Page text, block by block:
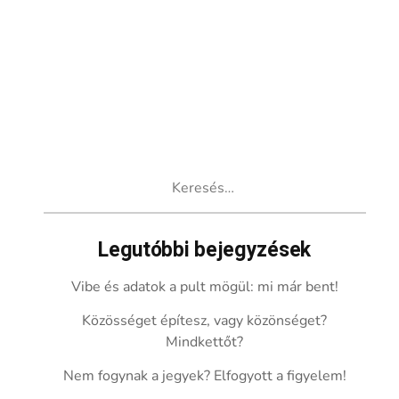
Legutóbbi bejegyzések
Vibe és adatok a pult mögül: mi már bent!
Közösséget építesz, vagy közönséget?
Mindkettőt?
Nem fogynak a jegyek? Elfogyott a figyelem!